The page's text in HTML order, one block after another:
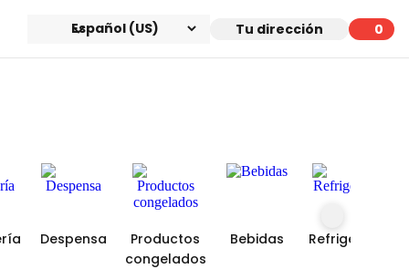
Tu dirección
0
0
Despensa
Productos
congelados
Bebidas Refrigerios